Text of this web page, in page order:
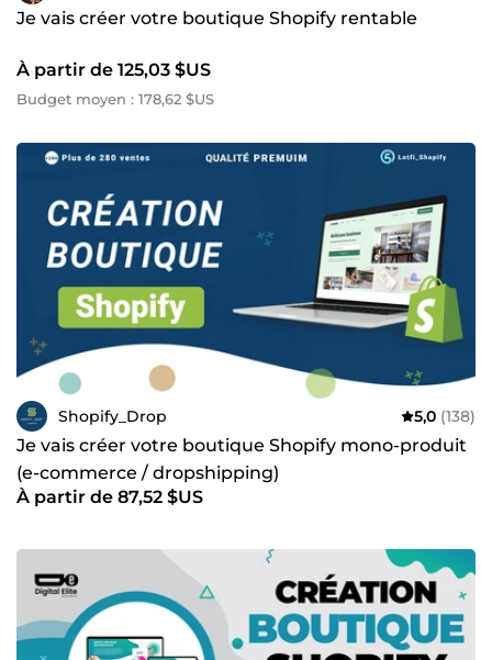
Je vais créer votre boutique Shopify rentable
À partir de 125,03 $US
Budget moyen : 178,62 $US
Shopify_Drop 5,0 (138)
Je vais créer votre boutique Shopify mono-produit
(e-commerce / dropshipping)
À partir de 87,52 $US